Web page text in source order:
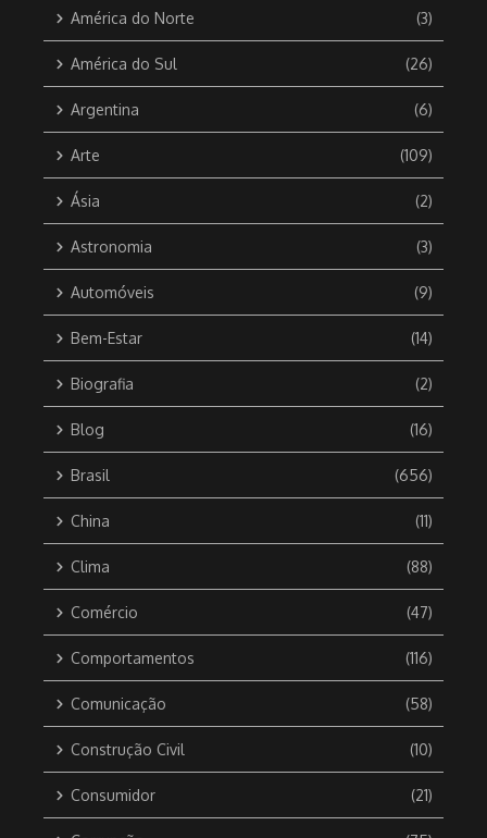
América do Norte (3)
América do Sul (26)
Argentina (6)
Arte (109)
Ásia (2)
Astronomia (3)
Automóveis (9)
Bem-Estar (14)
Biografia (2)
Blog (16)
Brasil (656)
China (11)
Clima (88)
Comércio (47)
Comportamentos (116)
Comunicação (58)
Construção Civil (10)
Consumidor (21)